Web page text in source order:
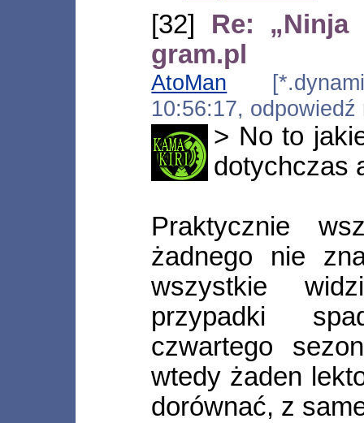
[32] Re:
gram.pl
AtoMan
10:56:17,
> No to
dotychczas
Praktycznie
żadnego nie
wszystkie
przypadki
czwartego
wtedy żaden
dorównać, z